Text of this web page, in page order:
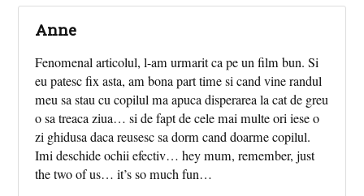
Anne
Fenomenal articolul, l-am urmarit ca pe un film bun. Si
eu patesc fix asta, am bona part time si cand vine randul
meu sa stau cu copilul ma apuca disperarea la cat de greu
o sa treaca ziua… si de fapt de cele mai multe ori iese o
zi ghidusa daca reusesc sa dorm cand doarme copilul.
Imi deschide ochii efectiv… hey mum, remember, just
the two of us… it’s so much fun…